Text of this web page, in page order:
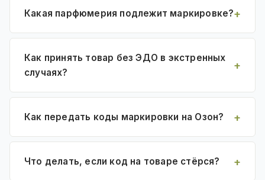
Какая парфюмерия подлежит маркировке?
Как принять товар без ЭДО в экстренных
случаях?
Как передать коды маркировки на Озон?
Что делать, если код на товаре стёрся?